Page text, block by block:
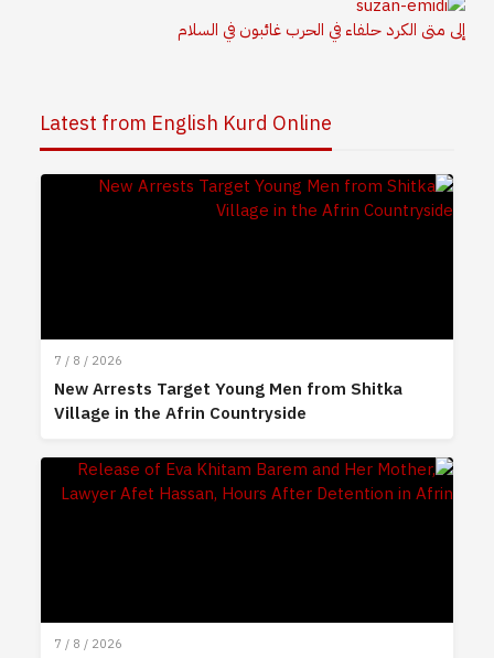
إلى متى الكرد حلفاء في الحرب غائبون في السلام
Latest from English Kurd Online
7 / 8 / 2026
New Arrests Target Young Men from Shitka
Village in the Afrin Countryside
7 / 8 / 2026